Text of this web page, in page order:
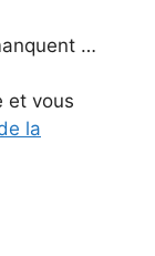
…
et vous
la